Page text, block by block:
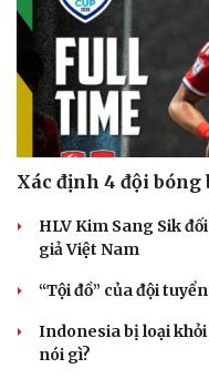
Du lịch
Tư vấn
Săn Tour
check-in
Xác định 4 đội bóng
HLV Kim Sang Sik
giả Việt Nam
“Tội đồ” của đội
Indonesia bị loại khỏi
nói gì?